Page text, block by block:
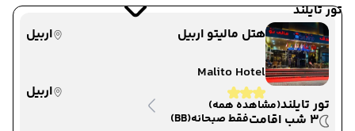
تور تایلند
تور تایلند(مشاهده همه)
هتل مالیتو اربیل
اربیل
Malito Hotel
اربیل
3 شب اقامت
فقط صبحانه(BB)